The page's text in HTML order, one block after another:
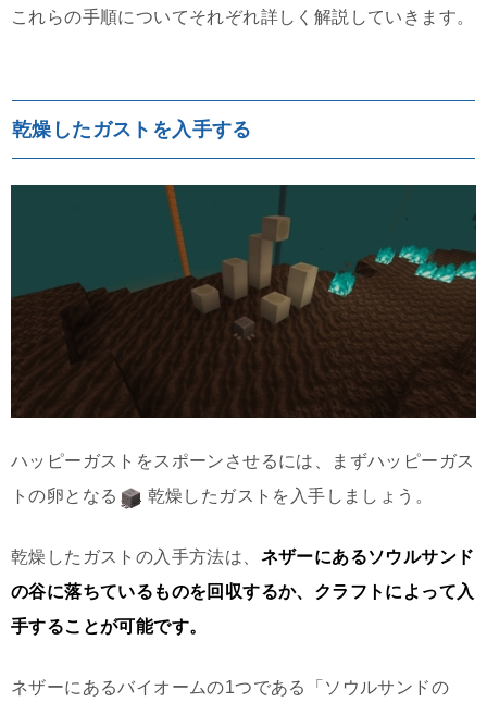
これらの手順についてそれぞれ詳しく解説していきます。
乾燥したガストを入手する
ハッピーガストをスポーンさせるには、まずハッピーガス
トの卵となる
乾燥したガストを入手しましょう。
乾燥したガストの入手方法は、 ネザーにあるソウルサンド
の谷に落ちているものを回収するか、クラフトによって入
手することが可能です。
ネザーにあるバイオームの1つである「ソウルサンドの